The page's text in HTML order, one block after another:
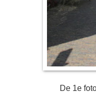
De 1e